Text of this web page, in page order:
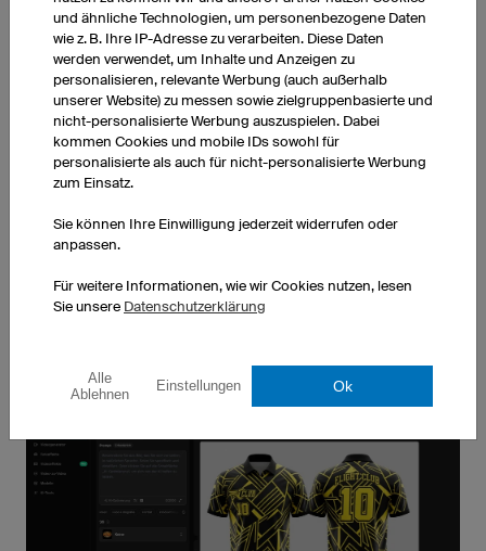
MOTOCROSS TRIKOTS
Mehr erfahren
MOUNTAINBIKETRIKOTS
Mehr erfahren
und ähnliche Technologien, um personenbezogene Daten
wie z. B. Ihre IP-Adresse zu verarbeiten. Diese Daten
werden verwendet, um Inhalte und Anzeigen zu
personalisieren, relevante Werbung (auch außerhalb
unserer Website) zu messen sowie zielgruppenbasierte und
nicht-personalisierte Werbung auszuspielen. Dabei
kommen Cookies und mobile IDs sowohl für
personalisierte als auch für nicht-personalisierte Werbung
zum Einsatz.
Sie können Ihre Einwilligung jederzeit widerrufen oder
anpassen.
Für weitere Informationen, wie wir Cookies nutzen, lesen
Sie unsere Datenschutzerklärung
Alle
Ablehnen
Einstellungen Ok